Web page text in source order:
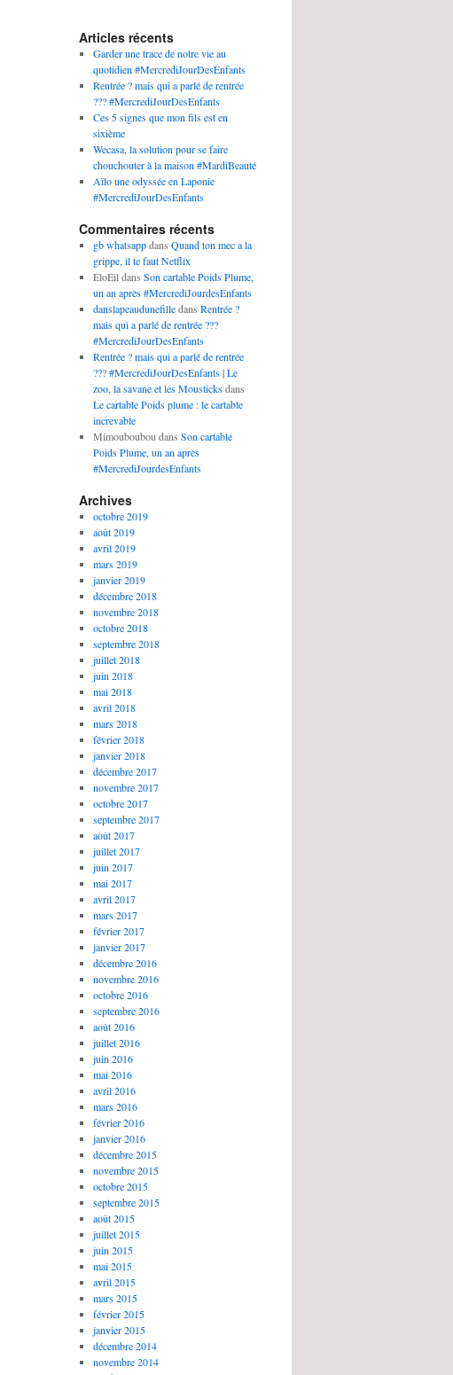
Articles récents
Garder une trace de notre vie au
quotidien #MercrediJourDesEnfants
Rentrée ? mais qui a parlé de rentrée
??? #MercrediJourDesEnfants
Ces 5 signes que mon fils est en
sixième
Wecasa, la solution pour se faire
chouchouter à la maison #MardiBeauté
Aïlo une odyssée en Laponie
#MercrediJourDesEnfants
Commentaires récents
gb whatsappdans Quand ton mec a la
grippe, il te faut Netflix
EloEildans Son cartable Poids Plume,
un an après #MercrediJourdesEnfants
danslapeaudunefilledans Rentrée ?
mais qui a parlé de rentrée ???
#MercrediJourDesEnfants
Rentrée ? mais qui a parlé de rentrée
??? #MercrediJourDesEnfants | Le
zoo, la savane et les Mousticksdans
Le cartable Poids plume : le cartable
increvable
Mimoubouboudans Son cartable
Poids Plume, un an après
#MercrediJourdesEnfants
Archives
octobre 2019
août 2019
avril 2019
mars 2019
janvier 2019
décembre 2018
novembre 2018
octobre 2018
septembre 2018
juillet 2018
juin 2018
mai 2018
avril 2018
mars 2018
février 2018
janvier 2018
décembre 2017
novembre 2017
octobre 2017
septembre 2017
août 2017
juillet 2017
juin 2017
mai 2017
avril 2017
mars 2017
février 2017
janvier 2017
décembre 2016
novembre 2016
octobre 2016
septembre 2016
août 2016
juillet 2016
juin 2016
mai 2016
avril 2016
mars 2016
février 2016
janvier 2016
décembre 2015
novembre 2015
octobre 2015
septembre 2015
août 2015
juillet 2015
juin 2015
mai 2015
avril 2015
mars 2015
février 2015
janvier 2015
décembre 2014
novembre 2014